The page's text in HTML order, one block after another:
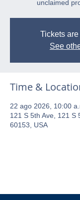
unclaimed
Tickets
See
Time &
22 ago 2026, 10:00
121 S 5th Ave, 121 S
60153, USA